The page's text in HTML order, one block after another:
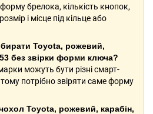
брелока, кількість кнопок,
і місце під кільце або
Toyota, рожевий,
без звірки форми ключа?
можуть бути різні смарт-
потрібно звіряти саме форму
Toyota, рожевий, карабін,